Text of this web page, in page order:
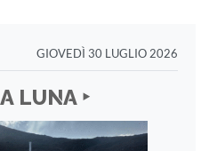
GIOVEDÌ 30 LUGLIO 2026
LUNA ‣